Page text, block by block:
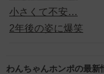
小さくて不安…
2年後の姿に爆笑
わんちゃんホンポの最新